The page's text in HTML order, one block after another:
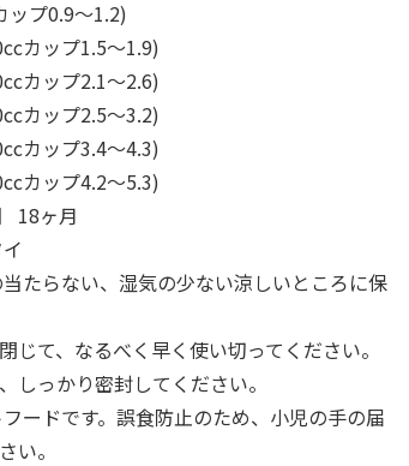
ップ0.9～1.2)
カップ1.5～1.9)
カップ2.1～2.6)
カップ2.5～3.2)
カップ3.4～4.3)
カップ4.2～5.3)
18ヶ月
当たらない、湿気の少ない涼しいところに保
じて、なるべく早く使い切ってください。
しっかり密封してください。
ードです。誤食防止のため、小児の手の届
い。